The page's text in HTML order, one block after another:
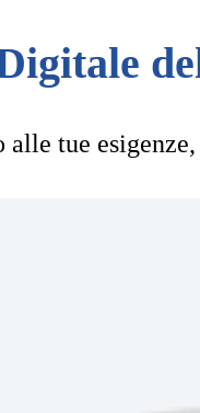
tue